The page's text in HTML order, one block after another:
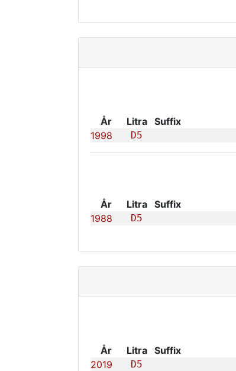
År
Litra Suffix
1998
D5
År
Litra Suffix
1988
D5
År
Litra Suffix
2019
D5